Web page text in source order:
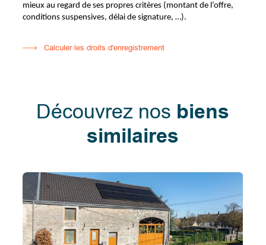
mieux au regard de ses propres critères (montant de l’offre,
conditions suspensives, délai de signature, …).
Calculer les droits d'enregistrement
Découvrez nos biens
similaires